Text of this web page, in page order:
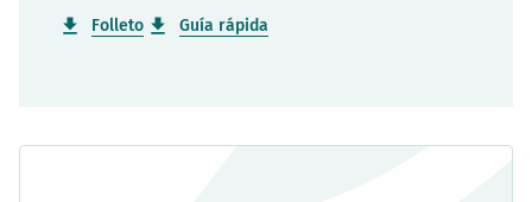
Folleto Guía rápida